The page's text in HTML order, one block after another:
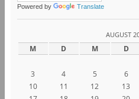
Powered by Translate
AUGUST
M D M D
3
4 5 6
10
11 12 13